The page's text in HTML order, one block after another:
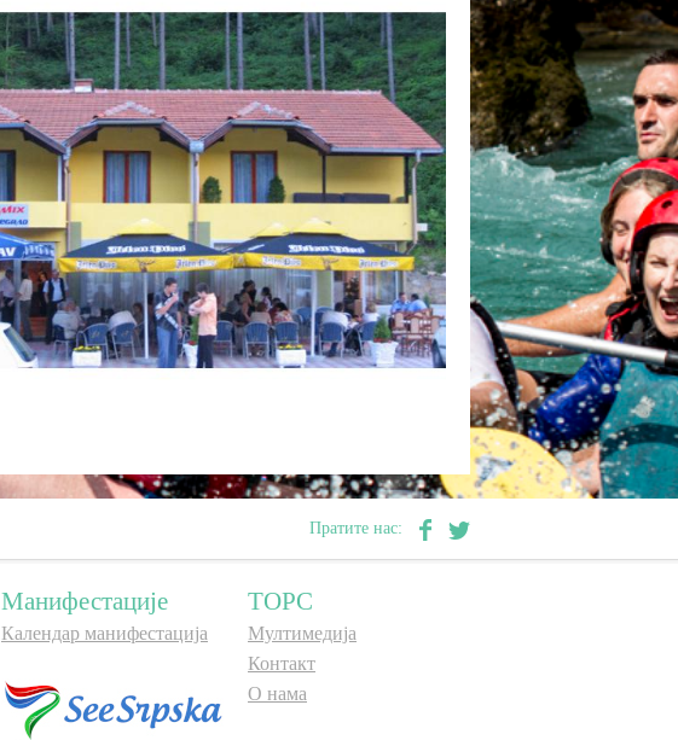
Пратите нас:
Манифестације
Календар манифестација
ТОРС
Мултимедија
Контакт
О нама